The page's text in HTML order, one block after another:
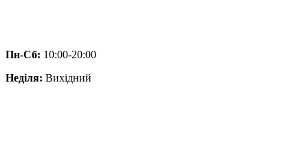
Пн-Сб: 10:00-20:00
Неділя: Вихідний